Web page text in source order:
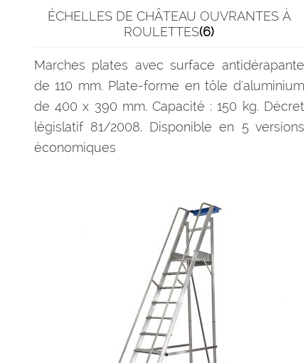
ÉCHELLES DE CHÂTEAU OUVRANTES À
ROULETTES(6)
Marches plates avec surface antidérapante
de 110 mm. Plate-forme en tôle d'aluminium
de 400 x 390 mm. Capacité : 150 kg. Décret
législatif 81/2008. Disponible en 5 versions
économiques